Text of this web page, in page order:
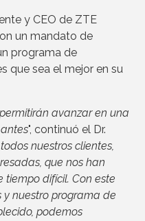
y CEO de ZTE
un mandato de
programa de
que sea el mejor en su
avanzar en una
", continuó el Dr.
nuestros clientes,
que nos han
difícil. Con este
nuestro programa de
podemos